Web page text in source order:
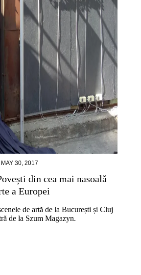
MAY 30, 2017
din cea mai nasoală
a Europei
de artă de la București și Cluj
de la Szum Magazyn.